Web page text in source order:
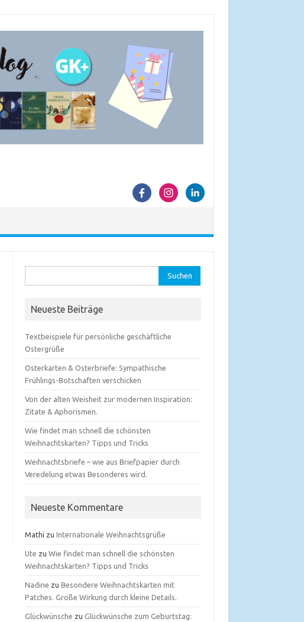
nach:
Neueste Beiträge
Textbeispiele für persönliche geschäftliche
Ostergrüße
Osterkarten & Osterbriefe: Sympathische
Frühlings-Botschaften verschicken
Von der alten Weisheit zur modernen Inspiration:
Zitate & Aphorismen.
Wie findet man schnell die schönsten
Weihnachtskarten? Tipps und Tricks
Weihnachtsbriefe – wie aus Briefpapier durch
Veredelung etwas Besonderes wird.
Neueste Kommentare
Mathi zuInternationale Weihnachtsgrüße
Ute zuWie findet man schnell die schönsten
Weihnachtskarten? Tipps und Tricks
Nadine zuBesondere Weihnachtskarten mit
Patches. Große Wirkung durch kleine Details.
Glückwünsche zuGlückwünsche zum Geburtstag: